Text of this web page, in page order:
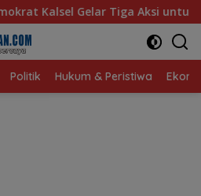
Rakyat Gisela Cindy
Politik Hukum & Peristiwa